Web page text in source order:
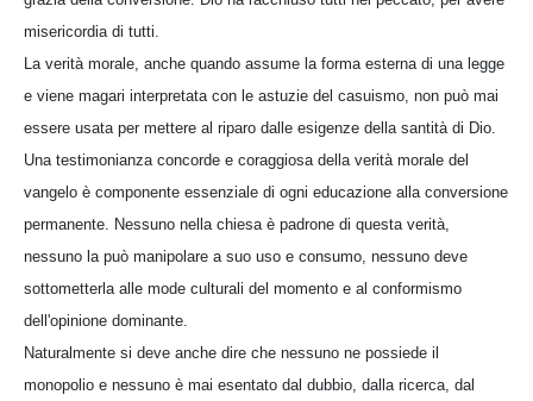
misericordia di tutti.
La verità morale, anche quando assume la forma esterna di una legge
e viene magari interpretata con le astuzie del casuismo, non può mai
essere usata per mettere al riparo dalle esigenze della santità di Dio.
Una testimonianza concorde e coraggiosa della verità morale del
vangelo è componente essenziale di ogni educazione alla conversione
permanente. Nessuno nella chiesa è padrone di questa verità,
nessuno la può manipolare a suo uso e consumo, nessuno deve
sottometterla alle mode culturali del momento e al conformismo
dell'opinione dominante.
Naturalmente si deve anche dire che nessuno ne possiede il
monopolio e nessuno è mai esentato dal dubbio, dalla ricerca, dal